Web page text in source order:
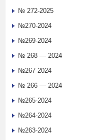
№ 272-2025
№270-2024
№269-2024
№ 268 — 2024
№267-2024
№ 266 — 2024
№265-2024
№264-2024
№263-2024